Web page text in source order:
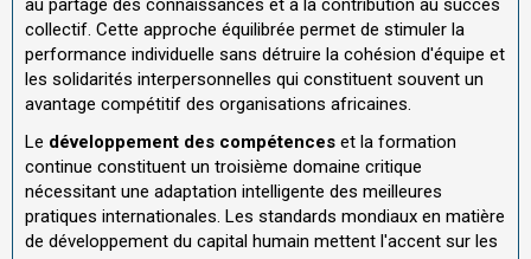
au partage des connaissances et à la contribution au succès
collectif. Cette approche équilibrée permet de stimuler la
performance individuelle sans détruire la cohésion d'équipe et
les solidarités interpersonnelles qui constituent souvent un
avantage compétitif des organisations africaines.
Le développement des compétences et la formation
continue constituent un troisième domaine critique
nécessitant une adaptation intelligente des meilleures
pratiques internationales. Les standards mondiaux en matière
de développement du capital humain mettent l'accent sur les